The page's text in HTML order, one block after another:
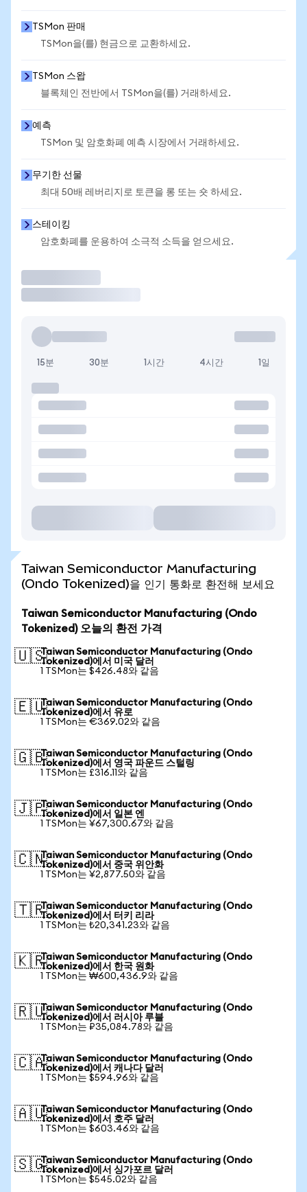
TSMon 판매
TSMon을(를) 현금으로 교환하세요.
TSMon 스왑
블록체인 전반에서 TSMon을(를) 거래하세요.
예측
TSMon 및 암호화폐 예측 시장에서 거래하세요.
무기한 선물
최대 50배 레버리지로 토큰을 롱 또는 숏 하세요.
스테이킹
암호화폐를 운용하여 소극적 소득을 얻으세요.
15분 30분 1시간 4시간 1일
Taiwan Semiconductor Manufacturing
(Ondo Tokenized)을 인기 통화로 환전해 보세요
Taiwan Semiconductor Manufacturing (Ondo
Tokenized) 오늘의 환전 가격
🇺🇸Taiwan Semiconductor Manufacturing (Ondo
Tokenized)에서 미국 달러
1 TSMon는 $426.48와 같음
🇪🇺Taiwan Semiconductor Manufacturing (Ondo
Tokenized)에서 유로
1 TSMon는 €369.02와 같음
🇬🇧Taiwan Semiconductor Manufacturing (Ondo
Tokenized)에서 영국 파운드 스털링
1 TSMon는 £316.11와 같음
🇯🇵Taiwan Semiconductor Manufacturing (Ondo
Tokenized)에서 일본 엔
1 TSMon는 ¥67,300.67와 같음
🇨🇳Taiwan Semiconductor Manufacturing (Ondo
Tokenized)에서 중국 위안화
1 TSMon는 ¥2,877.50와 같음
🇹🇷Taiwan Semiconductor Manufacturing (Ondo
Tokenized)에서 터키 리라
1 TSMon는 ₺20,341.23와 같음
🇰🇷Taiwan Semiconductor Manufacturing (Ondo
Tokenized)에서 한국 원화
1 TSMon는 ₩600,436.9와 같음
🇷🇺Taiwan Semiconductor Manufacturing (Ondo
Tokenized)에서 러시아 루블
1 TSMon는 ₽35,084.78와 같음
🇨🇦Taiwan Semiconductor Manufacturing (Ondo
Tokenized)에서 캐나다 달러
1 TSMon는 $594.96와 같음
🇦🇺Taiwan Semiconductor Manufacturing (Ondo
Tokenized)에서 호주 달러
1 TSMon는 $603.46와 같음
🇸🇬Taiwan Semiconductor Manufacturing (Ondo
Tokenized)에서 싱가포르 달러
1 TSMon는 $545.02와 같음